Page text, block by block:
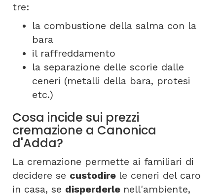
tre:
la combustione della salma con la
bara
il raffreddamento
la separazione delle scorie dalle
ceneri (metalli della bara, protesi
etc.)
Cosa incide sui prezzi
cremazione a Canonica
d'Adda?
La cremazione permette ai familiari di
decidere se custodire le ceneri del caro
in casa, se disperderle nell'ambiente,